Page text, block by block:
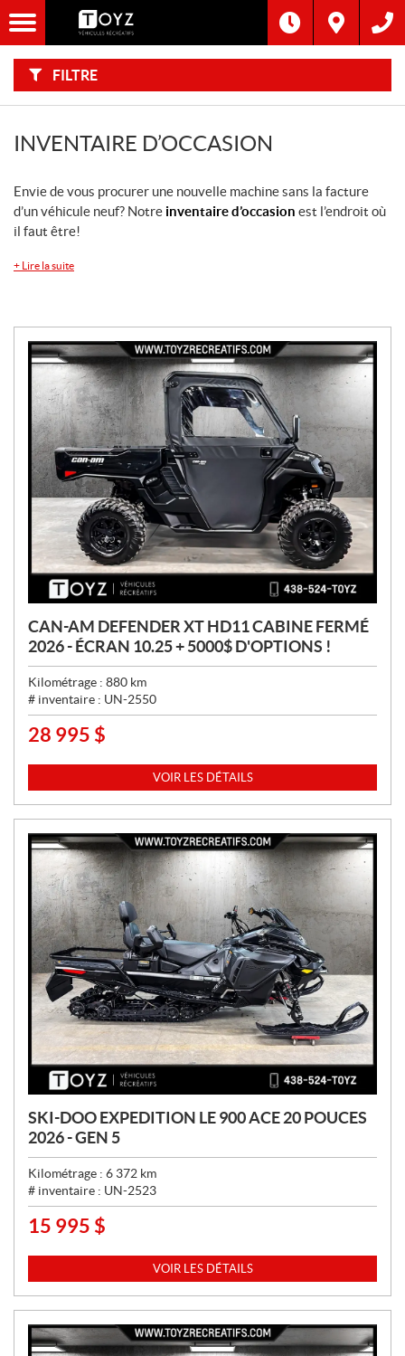
FILTRE
F
I
L
TFiltre
Catégorie
Inventaire
CHERCHER
INVENTAIRE D’OCCASION
Envie de vous procurer une nouvelle machine sans la facture
d’un véhicule neuf? Notre inventaire d’occasion est l’endroit où
il faut être!
+ Lire la suite
CAN-AM DEFENDER XT HD11 CABINE FERMÉ
2026 - ÉCRAN 10.25 + 5000$ D'OPTIONS !
Kilométrage : 880 km
# inventaire : UN-2550
P
X
:
28 995 $
VOIR LES DÉTAILS
SKI-DOO EXPEDITION LE 900 ACE 20 POUCES
2026 - GEN 5
Kilométrage : 6 372 km
# inventaire : UN-2523
P
X
:
15 995 $
VOIR LES DÉTAILS